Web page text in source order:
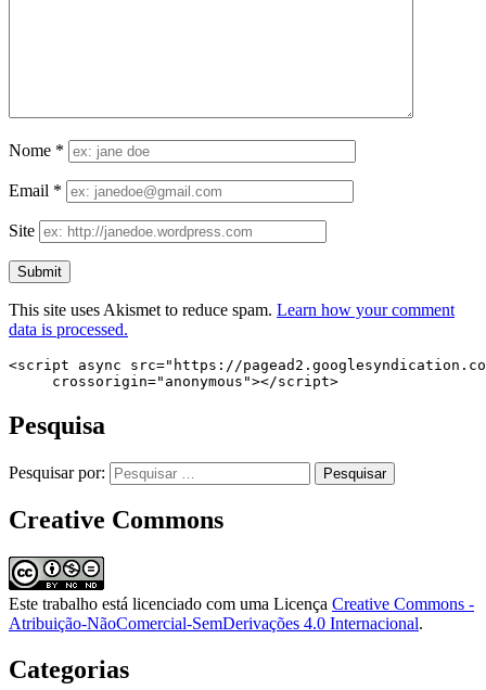
Nome *
Email *
Site
This site uses Akismet to reduce spam. Learn how your comment
data is processed.
<script async src="https://
     crossorigin="anonymous"></script>
Pesquisa
Pesquisar por:
Creative Commons
Este trabalho está licenciado com uma Licença Creative Commons -
Atribuição-NãoComercial-SemDerivações 4.0 Internacional.
Categorias